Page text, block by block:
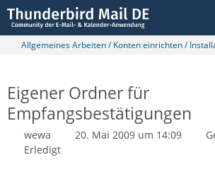
Allgemeines Arbeiten / Konten einrichten /
Eigener Ordner für
Empfangsbestätigungen
wewa 20. Mai 2009 um 14:09
Erledigt